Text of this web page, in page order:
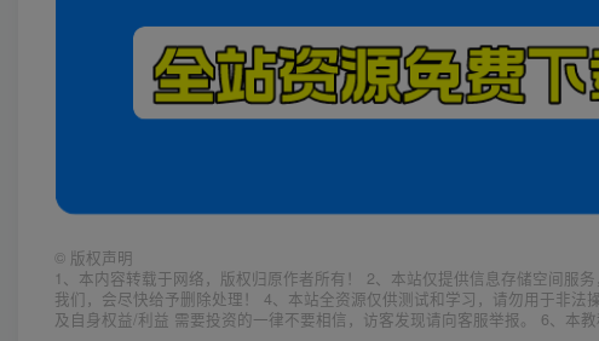
© 版权声明
1、本内容转载于网络，版权归原作者所有！ 2、本站仅提供信息存储空间服
我们，会尽快给予删除处理！ 4、本站全资源仅供测试和学习，请勿用于非
及自身权益/利益 需要投资的一律不要相信，访客发现请向客服举报。 6、本